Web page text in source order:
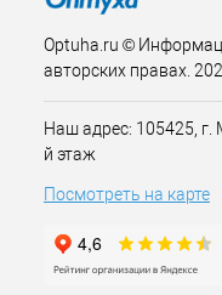
Optuha.ru ©
авторских правах.
Наш адрес: 105425, г.
й этаж
Посмотреть на карте